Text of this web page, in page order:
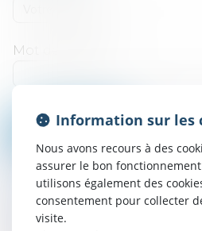
Mot de passe
Mot de passe perdu
Information sur les
Nous avons recours à des
assurer le bon
utilisons également des
consentement pour collecter
visite.